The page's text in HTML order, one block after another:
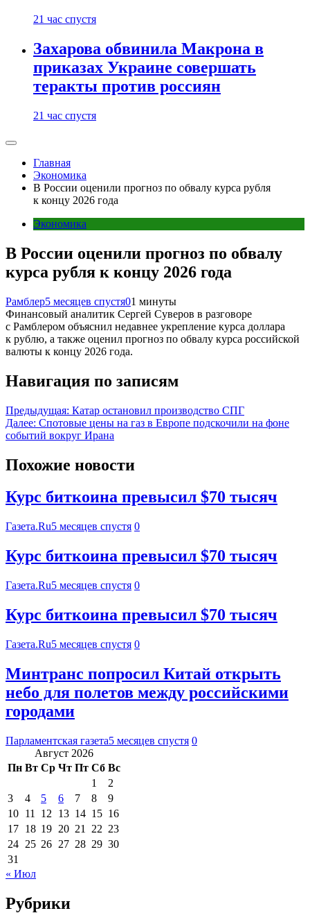
21 час спустя
Захарова обвинила Макрона в
приказах Украине совершать
теракты против россиян
21 час спустя
Главная
Экономика
В России оценили прогноз по обвалу курса рубля
к концу 2026 года
Экономика
В России оценили прогноз по обвалу
курса рубля к концу 2026 года
Рамблер5 месяцев спустя01 минуты
Финансовый аналитик Сергей Суверов в разговоре
с Рамблером объяснил недавнее укрепление курса доллара
к рублю, а также оценил прогноз по обвалу курса российской
валюты к концу 2026 года.
Навигация по записям
Предыдущая: Катар остановил производство СПГ
Далее: Спотовые цены на газ в Европе подскочили на фоне
событий вокруг Ирана
Похожие новости
Курс биткоина превысил $70 тысяч
Газета.Ru5 месяцев спустя 0
Курс биткоина превысил $70 тысяч
Газета.Ru5 месяцев спустя 0
Курс биткоина превысил $70 тысяч
Газета.Ru5 месяцев спустя 0
Минтранс попросил Китай открыть
небо для полетов между российскими
городами
Парламентская газета5 месяцев спустя 0
Август 2026
Пн Вт Ср Чт Пт Сб Вс
1
2
3
4 5 6 7 8
9
10 11 12 13 14 15 16
17 18 19 20 21 22 23
24 25 26 27 28 29 30
31
« Июл
Рубрики